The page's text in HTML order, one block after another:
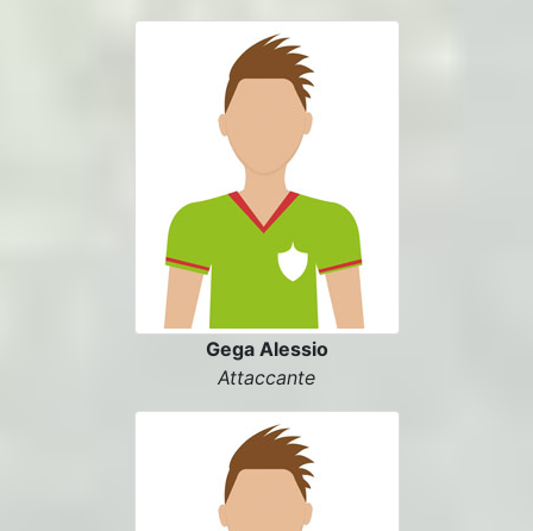
Gega Alessio
Attaccante